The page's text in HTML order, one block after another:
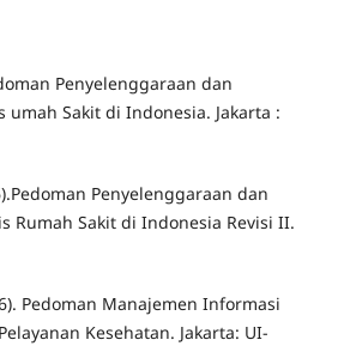
Penyelenggaraan dan
umah Sakit di Indonesia. Jakarta :
Penyelenggaraan dan
Rumah Sakit di Indonesia Revisi II.
Pedoman Manajemen Informasi
Kesehatan. Jakarta: UI-